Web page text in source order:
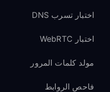
اختبار تسرب DNS
اختبار WebRTC
مولد كلمات المرور
فاحص الروابط